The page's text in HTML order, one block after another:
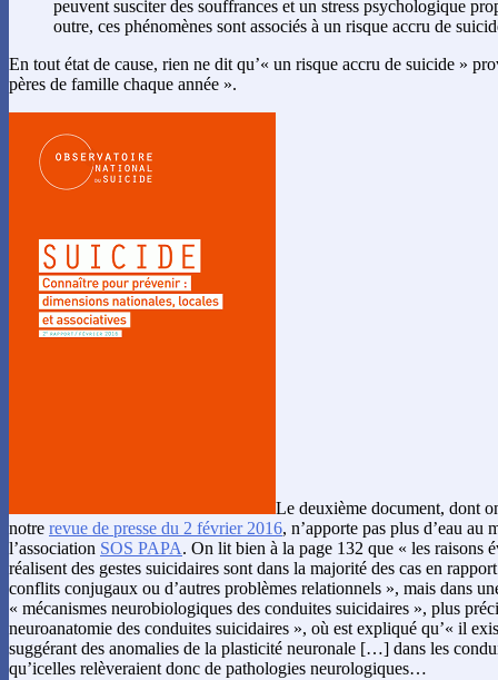
peuvent susciter des souffrances et un stress psychologique
outre, ces phénomènes sont associés à un risque accru de
En tout état de cause, rien ne dit qu’« un risque accru de suicide »
pères de famille chaque année ».
Le deuxième document, dont
notre revue de presse du 2 février 2016, n’apporte pas plus d’eau au
l’association SOS PAPA. On lit bien à la page 132 que « les raisons
réalisent des gestes suicidaires sont dans la majorité des cas en
conflits conjugaux ou d’autres problèmes relationnels », mais dans
« mécanismes neurobiologiques des conduites suicidaires », plus
neuroanatomie des conduites suicidaires », où est expliqué qu’« il
suggérant des anomalies de la plasticité neuronale […] dans les
qu’icelles relèveraient donc de pathologies neurologiques…